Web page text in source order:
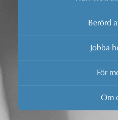
Berörd
Jobba
För
Om